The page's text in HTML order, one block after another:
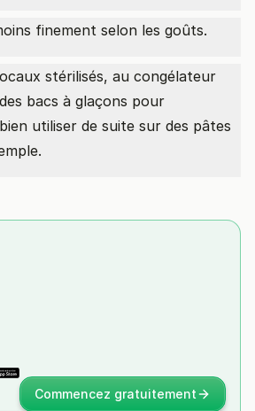
finement selon les goûts.
stérilisés, au congélateur
bacs à glaçons pour
utiliser de suite sur des pâtes
Commencez gratuitement